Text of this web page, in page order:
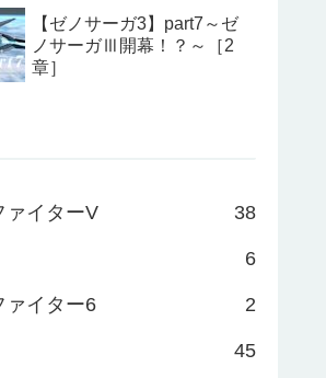
【ゼノサーガ3】part7～ゼ
ノサーガⅢ開幕！？～［2
章］
ァイターV 38
6
ァイター6 2
45